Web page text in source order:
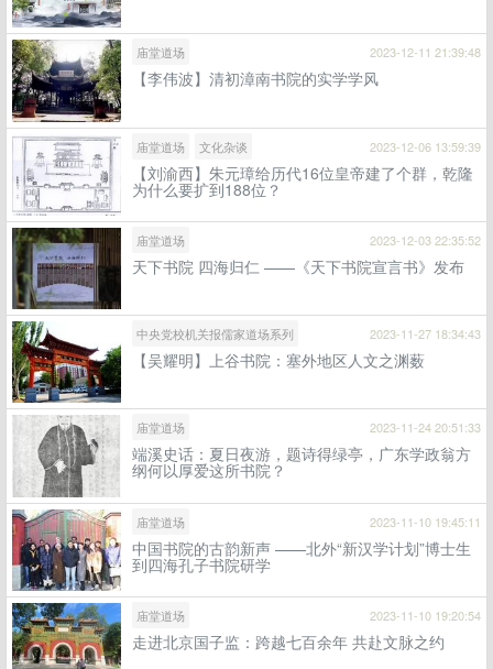
庙堂道场 2023-12-11 21:39:48
【李伟波】清初漳南书院的实学学风
庙堂道场 文化杂谈 2023-12-06 13:59:39
【刘渝西】朱元璋给历代16位皇帝建了个群，乾隆
为什么要扩到188位？
庙堂道场 2023-12-03 22:35:52
天下书院 四海归仁 ——《天下书院宣言书》发布
中央党校机关报儒家道场系列 2023-11-27 18:34:43
【吴耀明】上谷书院：塞外地区人文之渊薮
庙堂道场 2023-11-24 20:51:33
端溪史话：夏日夜游，题诗得绿亭，广东学政翁方
纲何以厚爱这所书院？
庙堂道场 2023-11-10 19:45:11
中国书院的古韵新声 ——北外“新汉学计划”博士生
到四海孔子书院研学
庙堂道场 2023-11-10 19:20:54
走进北京国子监：跨越七百余年 共赴文脉之约